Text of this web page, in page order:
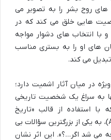
های روح بشر را به تصویر می
هایی خلق می کند که در
و با انتخاب های دشوار مواجه
های او را به بستری مناسب
می کند.
در میان آثار اشمیت دارد؛
به سراغ یک شخصیت تاریخی
با استفاده از قالب «تاریخ
جایگزین» (Alternative History)، به یکی از بزرگترین سؤالات بی
می شد اگر…؟». این اثر نشان